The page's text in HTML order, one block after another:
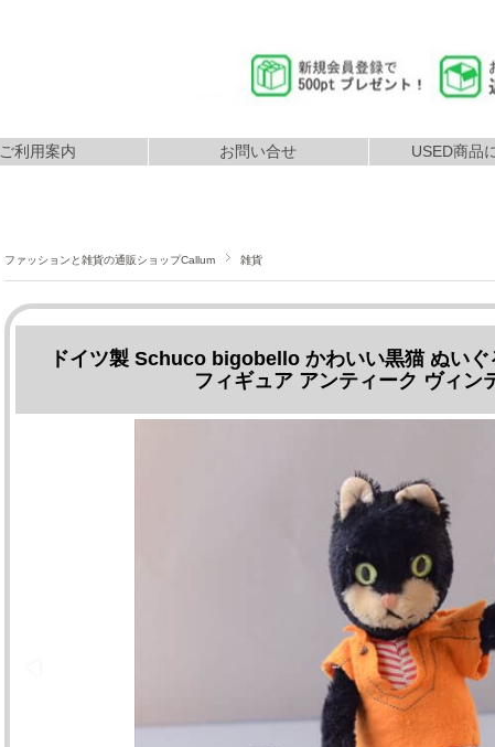
ご利用案内 お問い合せ USED商品
ファッションと雑貨の通販ショップCallum 雑貨
ドイツ製 Schuco bigobello かわいい黒猫 ぬい
フィギュア アンティーク ヴィン